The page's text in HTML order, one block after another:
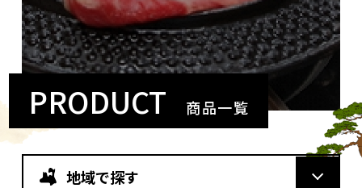
PRODUCT 商品一覧
地域で探す